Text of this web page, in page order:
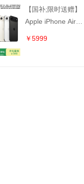
【国补;限时送赠】
Apple iPhone Air
￥5999